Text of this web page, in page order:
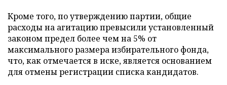
Кроме того, по утверждению партии, общие
расходы на агитацию превысили установленный
законом предел более чем на 5% от
максимального размера избирательного фонда,
что, как отмечается в иске, является основанием
для отмены регистрации списка кандидатов.